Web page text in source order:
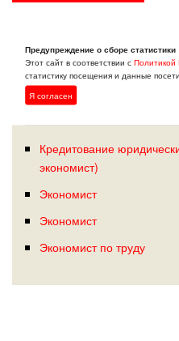
ПОХОЖИЕ
МАГНИТОГОРСК
Кредитование
экономист)
Экономист
Экономист
Экономист по труду
Предупреждение о сборе статистики
Этот сайт в соответствии сПолитикой
статистику посещения и данные
Я согласен